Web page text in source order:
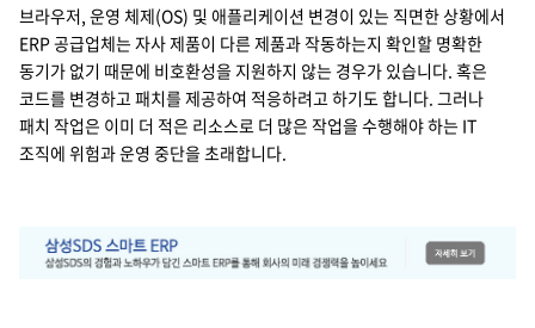
브라우저, 운영 체제(OS) 및 애플리케이션 변경이 있는 직면한 상황에서
ERP 공급업체는 자사 제품이 다른 제품과 작동하는지 확인할 명확한
동기가 없기 때문에 비호환성을 지원하지 않는 경우가 있습니다. 혹은
코드를 변경하고 패치를 제공하여 적응하려고 하기도 합니다. 그러나
패치 작업은 이미 더 적은 리소스로 더 많은 작업을 수행해야 하는 IT
조직에 위험과 운영 중단을 초래합니다.